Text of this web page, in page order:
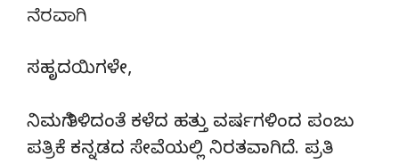
ನೆರವಾಗಿ
ಸಹೃದಯಿಗಳೇ,
ನಿಮಗೆ ತಿಳಿದಂತೆ ಕಳೆದ ಹತ್ತು ವರ್ಷಗಳಿಂದ ಪಂಜು
ಪತ್ರಿಕೆ ಕನ್ನಡದ ಸೇವೆಯಲ್ಲಿ ನಿರತವಾಗಿದೆ. ಪ್ರತಿ